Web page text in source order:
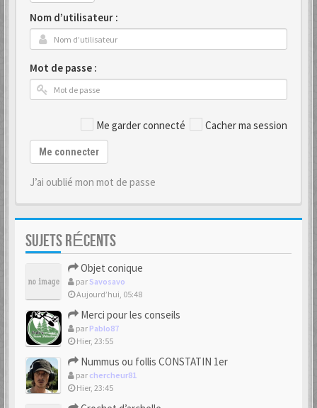
Nom d’utilisateur :
Mot de passe :
Me garder connecté Cacher ma session
Me connecter
J’ai oublié mon mot de passe
SUJETS RÉCENTS
Objet conique
par Savosavo
Aujourd’hui, 05:48
Merci pour les conseils
par Pablo87
Hier, 23:55
Nummus ou follis CONSTATIN 1er
par chercheur81
Hier, 23:45